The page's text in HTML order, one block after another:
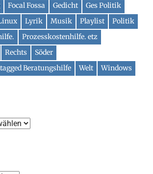
Focal Fossa Gedicht
Ges Politik
Lyrik Musik Playlist
Politik
Prozesskostenhilfe. etz
Rechts
Söder
Beratungshilfe
Welt Windows